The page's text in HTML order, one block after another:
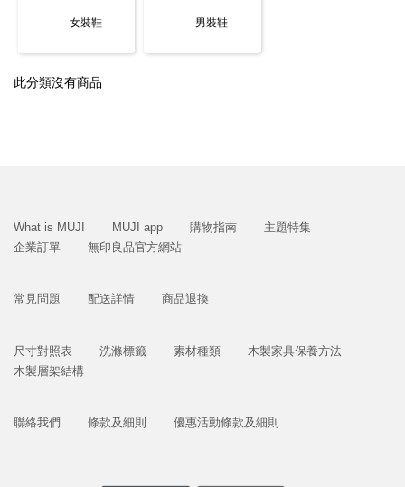
女裝鞋 男裝鞋
此分類沒有商品
What is MUJI MUJI app 購物指南
主題特集
企業訂單
無印良品官方網站
常見問題 配送詳情 商品退換
尺寸對照表 洗滌標籤 素材種類
木製家具保養方法
木製層架結構
聯絡我們 條款及細則 優惠活動條款及細則